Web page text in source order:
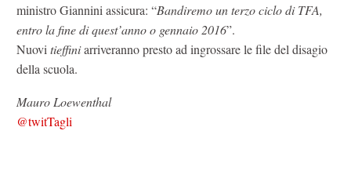
ministro Giannini assicura: “Bandiremo un terzo ciclo di TFA,
entro la fine di quest’anno o gennaio 2016”.
Nuovi tieffiniarriveranno presto ad ingrossare le file del disagio
della scuola.
Mauro Loewenthal
@twitTagli